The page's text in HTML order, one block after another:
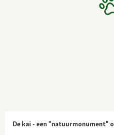
Witte pumi's zijn
De kai - een "natuurmonument"